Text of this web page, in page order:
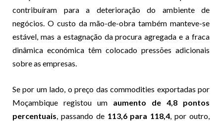
contribuíram para a deterioração do ambiente de
negócios. O custo da mão-de-obra também manteve-se
estável, mas a estagnação da procura agregada e a fraca
dinâmica económica têm colocado pressões adicionais
sobre as empresas.
Se por um lado, o preço das commodities exportadas por
Moçambique registou um aumento de 4,8 pontos
percentuais, passando de 113,6 para 118,4, por outro,